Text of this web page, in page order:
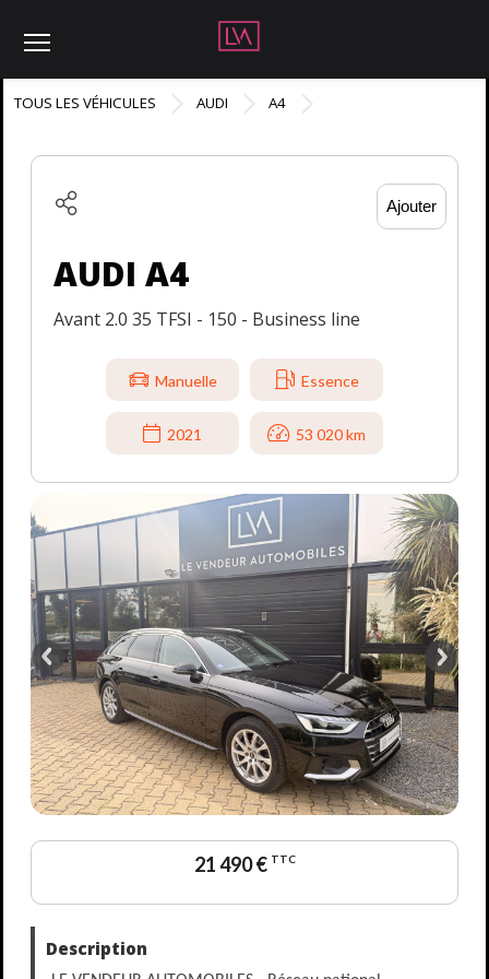
TOUS LES VÉHICULES AUDI A4
Ajouter
AUDI A4
Avant 2.0 35 TFSI - 150 - Business line
Manuelle Essence
2021 53 020 km
21 490 € TTC
Description